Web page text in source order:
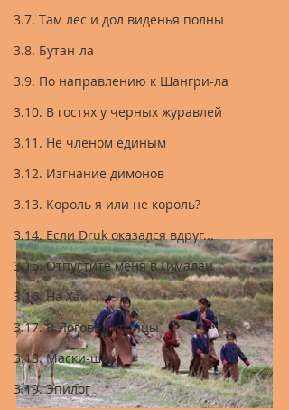
3.7. Там лес и дол виденья полны
3.8. Бутан-ла
3.9. По направлению к Шангри-ла
3.10. В гостях у черных журавлей
3.11. Не членом единым
3.12. Изгнание димонов
3.13. Король я или не король?
3.14. Если Druk оказался вдруг...
3.15. Отпустите меня в Гималаи
3.16. На Ха
3.17. В Логове Тигрицы
3.18. Маски-шоу
3.19. Эпилог